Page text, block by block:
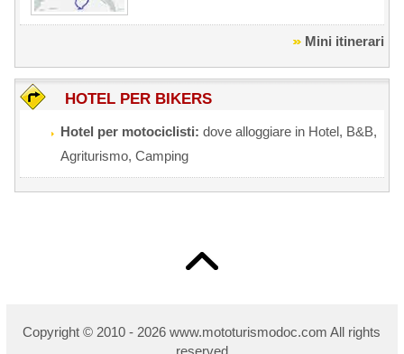
Mini itinerari
HOTEL PER BIKERS
Hotel per motociclisti: dove alloggiare in Hotel, B&B,
Agriturismo, Camping
Copyright © 2010 - 2026 www.mototurismodoc.com All rights
reserved